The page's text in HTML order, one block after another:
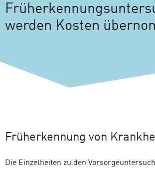
werden Kosten
Früherkennung von
Die Einzelheiten zu den